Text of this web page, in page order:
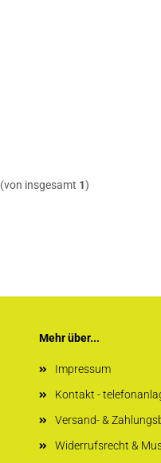
(von insgesamt 1)
Mehr über...
Impressum
Kontakt -
Versand- &
Widerrufsrecht &